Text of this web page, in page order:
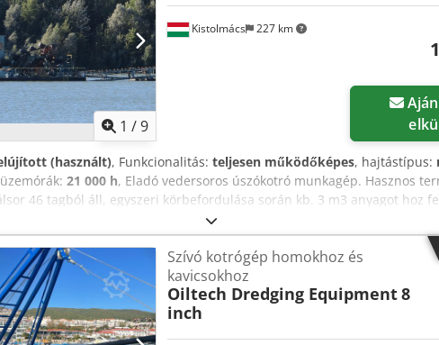
1 /9
Kistolmács 227 km
Ajánlatkérés
(használt), Funkcionalitás: teljesen működőképes, hajtástípus:
21 000 h, Eladó vedersoros úszókotró munkagép. Hasznos
46 tagból áll, egyszeri körbefordulása során kb. 3 m3 anyagot hoz
t/h mélységtől függően. Chedpfx Abovv Nwxsmea Az alapgép hossza
650 mm hevederszélességű úszószalag és egy 30 méteres
tartozó tápkábellel együtt. Az úszókotró teljes felújítást kapott 4 éve. A
modernizáltuk: a nyomaték és a fordulatszám szabályzására
el. A gép működés közben megtekinthető Letenye környékén.
géphez egy 400 kVA teljesítményű dízel aggregát is, amellyel a
üzemeltethető.
Szívó kotrógép homokhoz és
kavicsokhoz
Oiltech Dredging Equipment8
inch